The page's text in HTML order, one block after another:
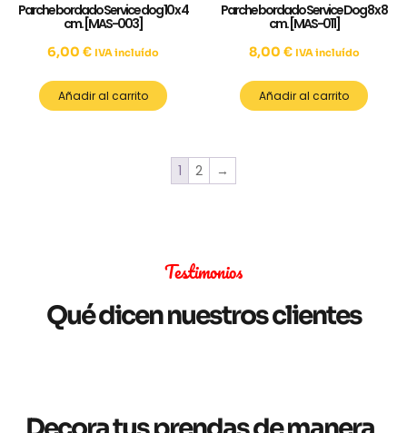
Parche bordado Service dog 10 x 4
cm. [MAS-003]
6,00 € IVA incluído
Añadir al carrito
Parche bordado Service Dog 8 x 8
cm. [MAS-011]
8,00 € IVA incluído
Añadir al carrito
1 2 →
Testimonios
Qué dicen nuestros clientes